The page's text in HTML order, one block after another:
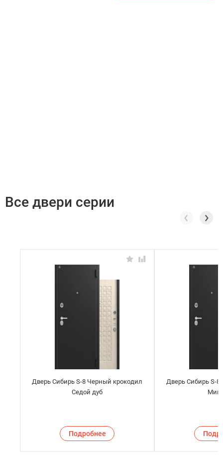
Все двери серии
Дверь Сибирь S-8 Черный крокодил
Седой дуб
Подробнее
Дверь Сибирь S-